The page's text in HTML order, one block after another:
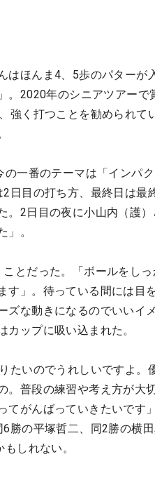
はほんま4、5歩のパターが
。2020年のシニアツアーで
強く打つことを勧められて
の一番のテーマは「インパ
日目の打ち方、最終日は最
。2日目の夜に小山内（護）
」。
とだった。「ボールをしっ
す」。待っている間には目
ズな動きになるのでいいイ
ップに吸い込まれた。
たいのでうれしいですよ。
。普段の練習や考え方が大
てがんばっていきたいです
勝の平塚哲二、同2勝の横
しれない。